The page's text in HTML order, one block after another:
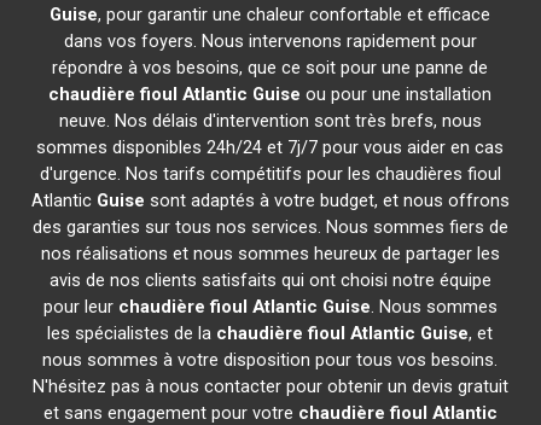
Guise, pour garantir une chaleur confortable et efficace
dans vos foyers. Nous intervenons rapidement pour
répondre à vos besoins, que ce soit pour une panne de
chaudière fioul Atlantic Guise ou pour une installation
neuve. Nos délais d'intervention sont très brefs, nous
sommes disponibles 24h/24 et 7j/7 pour vous aider en cas
d'urgence. Nos tarifs compétitifs pour les chaudières fioul
Atlantic Guise sont adaptés à votre budget, et nous offrons
des garanties sur tous nos services. Nous sommes fiers de
nos réalisations et nous sommes heureux de partager les
avis de nos clients satisfaits qui ont choisi notre équipe
pour leur chaudière fioul Atlantic Guise. Nous sommes
les spécialistes de la chaudière fioul Atlantic Guise, et
nous sommes à votre disposition pour tous vos besoins.
N'hésitez pas à nous contacter pour obtenir un devis gratuit
et sans engagement pour votre chaudière fioul Atlantic